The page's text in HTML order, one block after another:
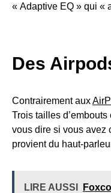
« Adaptive EQ » qui «
Des
Contrairement aux
Trois tailles
vous dire si vous avez
provient du haut-
LIRE AUSSI